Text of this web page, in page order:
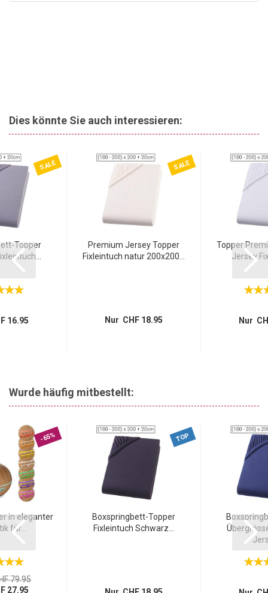
Dies könnte Sie auch interessieren:
SALE
Topper
16.95
SALE
Premium Jersey Topper
Fixleintuch natur 200x200...
Nur CHF 18.95
Topper
Jersey
Nur
Wurde häufig mitbestellt:
-65%
in eleganter
für...
79.95
27.95
TOP
Boxspringbett-Topper
Fixleintuch Schwarz...